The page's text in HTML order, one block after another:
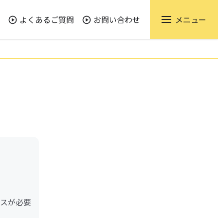
よくあるご質問 お問い合わせ メニュー
が必要